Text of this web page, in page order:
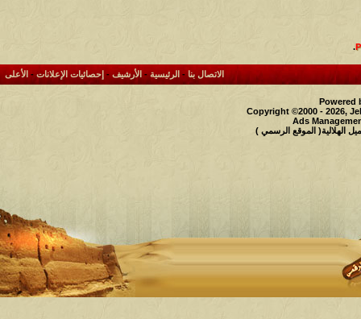
.
الاتصال بنا- الرئيسية- الأرشيف - إحصائيات الإعلانات- الأعلى
Powered
Copyright ©2000 - 2026,
Ads
الهلالية( الموقع الرسمي )